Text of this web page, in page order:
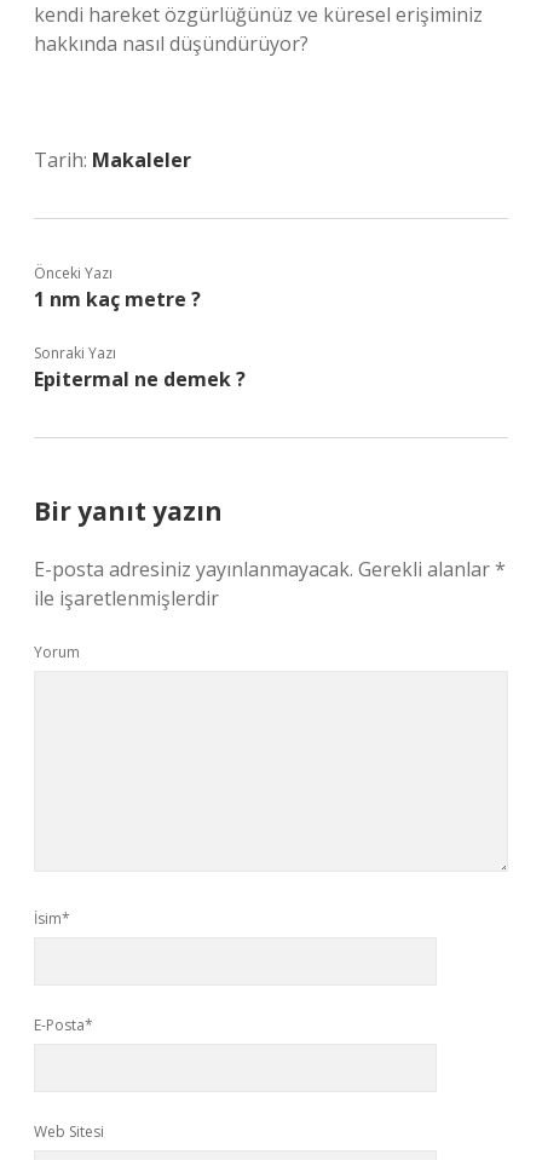
kendi hareket özgürlüğünüz ve küresel erişiminiz
hakkında nasıl düşündürüyor?
Tarih: Makaleler
Önceki Yazı
1 nm kaç metre ?
Sonraki Yazı
Epitermal ne demek ?
Bir yanıt yazın
E-posta adresiniz yayınlanmayacak. Gerekli alanlar*
ile işaretlenmişlerdir
Yorum
İsim*
E-Posta*
Web Sitesi